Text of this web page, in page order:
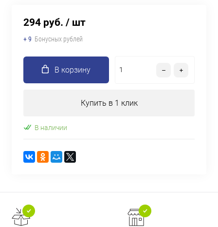
294 руб. / шт
+ 9 Бонусных рублей
В корзину
Купить в 1 клик
В наличии